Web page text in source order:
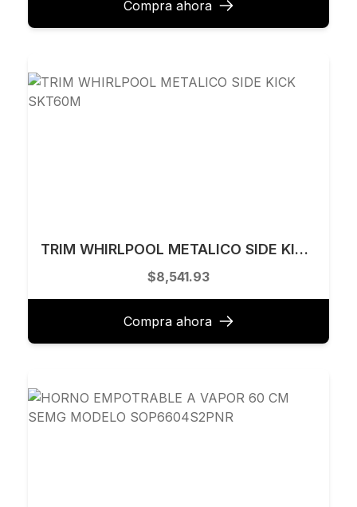
Compra ahora
TRIM WHIRLPOOL METALICO SIDE KICK SKT60M
$8,541.93
Compra ahora